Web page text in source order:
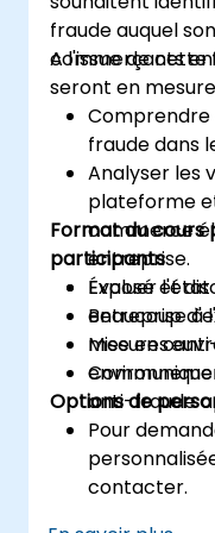
fraude auquel
commerçants en
A l'issue de
seront en
fraude dans
Analyser les
plateforme
commerce
entreprise.
Évaluer
entreprise à
mesures
anti-fraude
Format du
participants
Exposé et
Beaucoup
Mise en
Options de
Pour
contacter.